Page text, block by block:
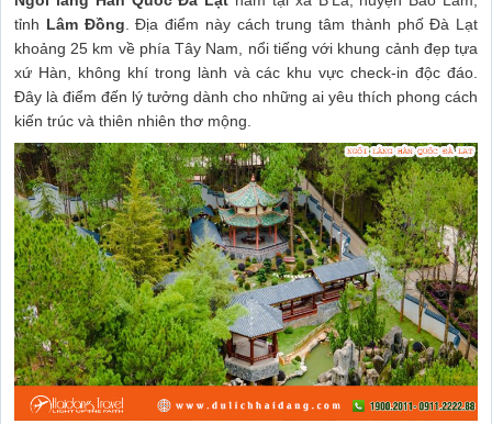
tỉnh Lâm Đồng . Địa điểm này cách trung tâm thành phố Đà Lạt
khoảng 25 km về phía Tây Nam, nổi tiếng với khung cảnh đẹp tựa
xứ Hàn, không khí trong lành và các khu vực check-in độc đáo.
Đây là điểm đến lý tưởng dành cho những ai yêu thích phong cách
kiến trúc và thiên nhiên thơ mộng.